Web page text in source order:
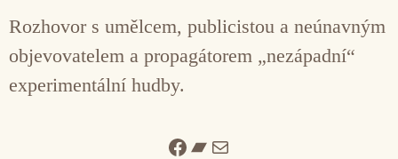
Rozhovor s umělcem, publicistou a neúnavným
objevovatelem a propagátorem „nezápadní“
experimentální hudby.
Facebook
Bandcamp
Mail